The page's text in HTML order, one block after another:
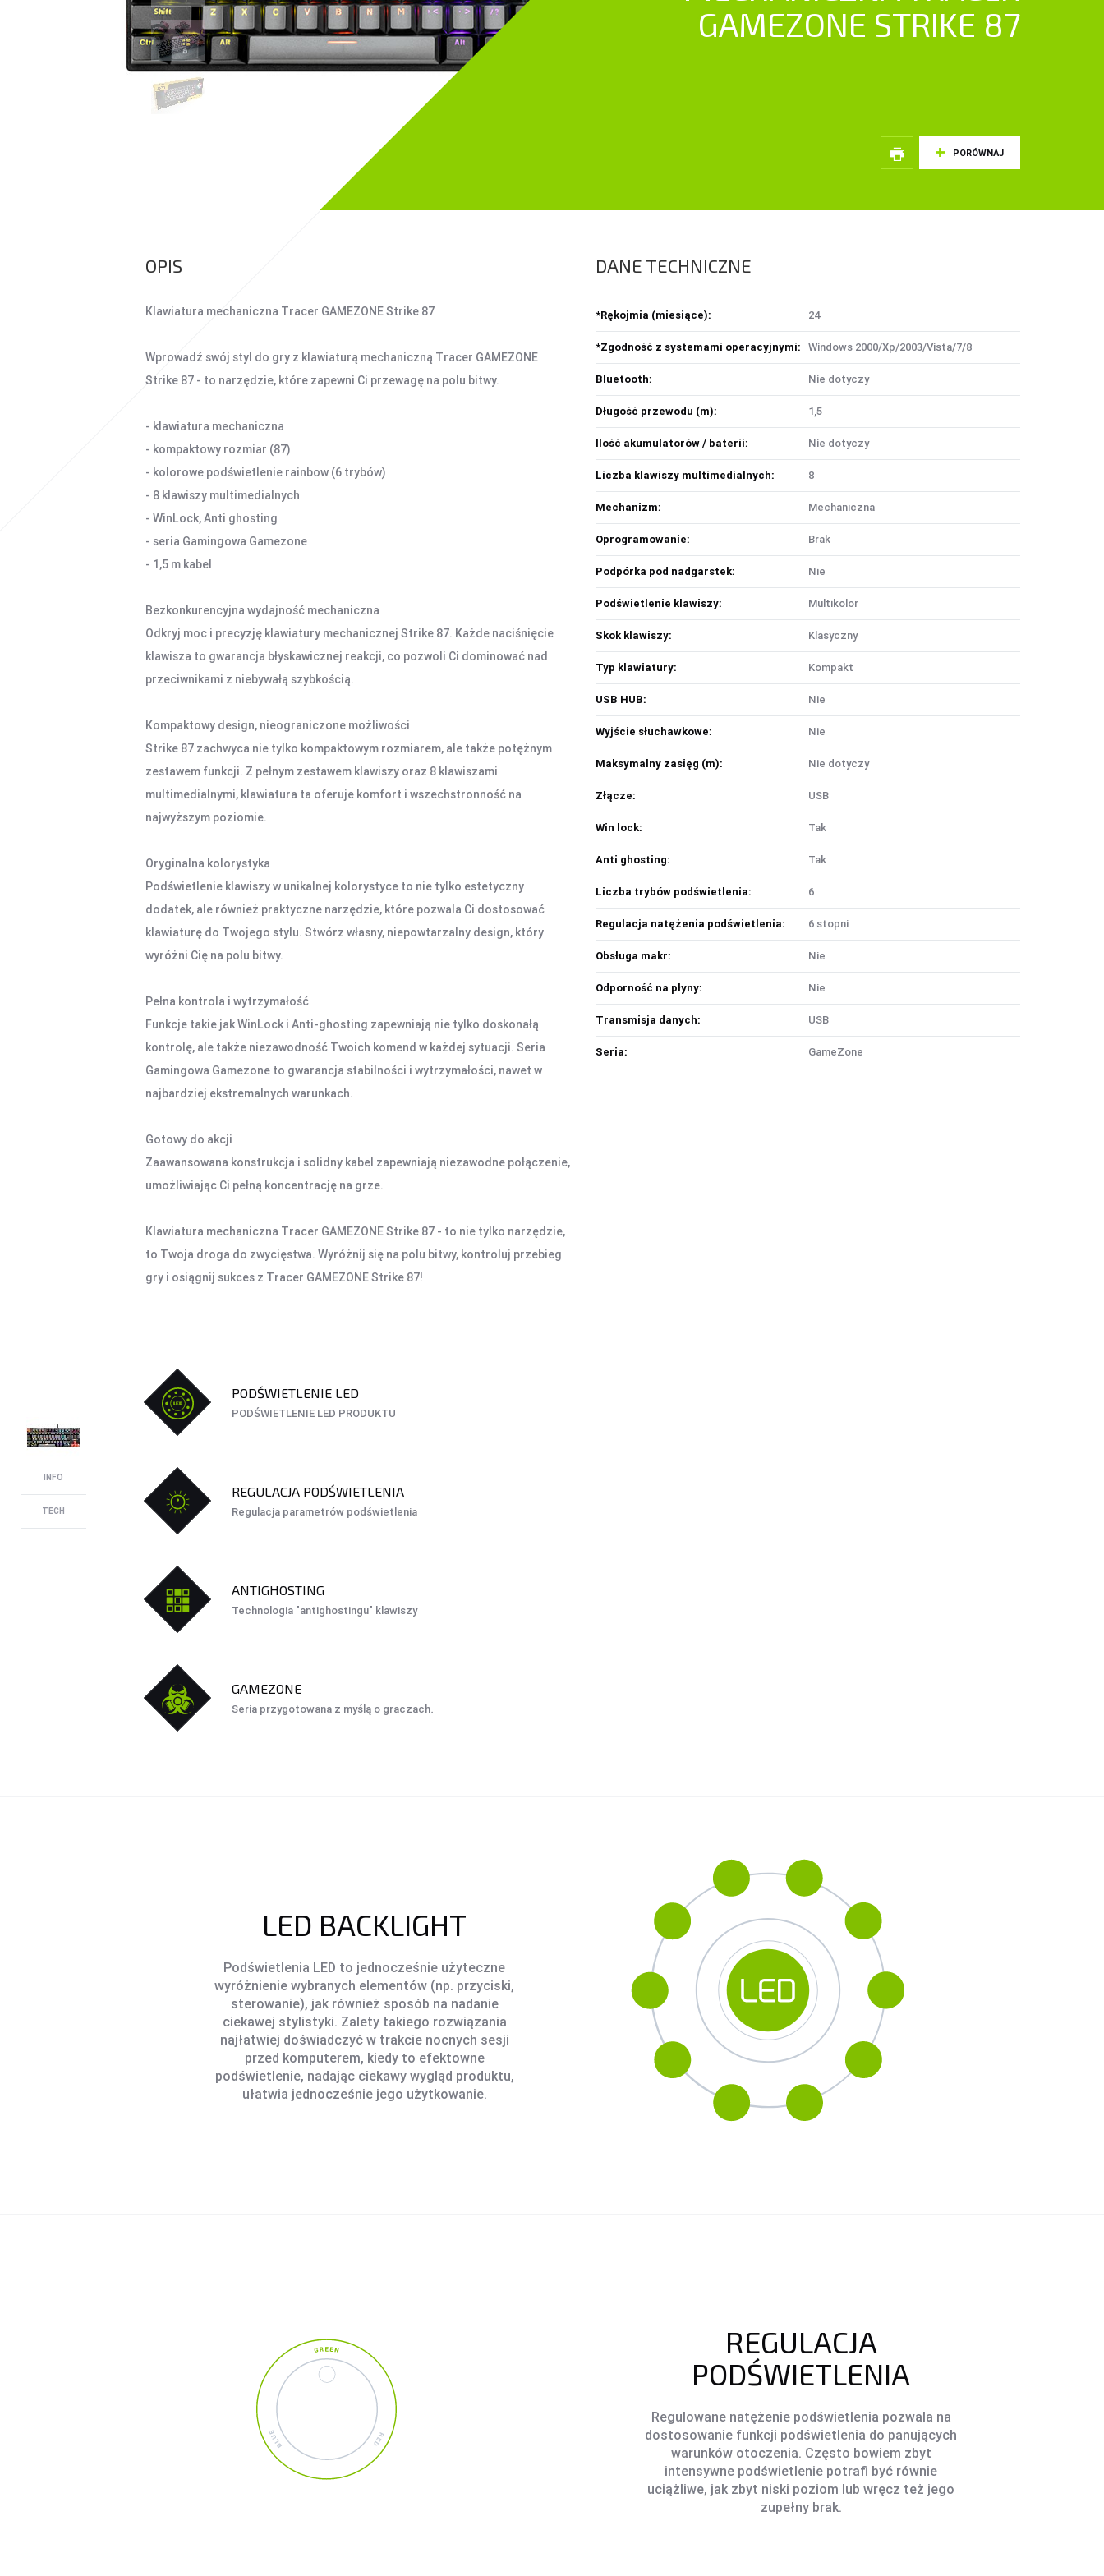
UCHWYTY DO
SMARTFONÓW
TABLETY
KREATYWNE
AMBIENTOWE
LAMPY PIERŚCIENIOWE
CZYTNIK KART
PRYSZNICE TURYSTYCZNE
CAR AUDIO
ZASILANIE
GAMEZONE STRIKE 87
PORÓWNAJ
OPIS
Klawiatura mechaniczna Tracer GAMEZONE Strike 87
Wprowadź swój styl do gry z klawiaturą mechaniczną Tracer GAMEZONE
Strike 87 - to narzędzie, które zapewni Ci przewagę na polu bitwy.
- klawiatura mechaniczna
- kompaktowy rozmiar (87)
- kolorowe podświetlenie rainbow (6 trybów)
- 8 klawiszy multimedialnych
- WinLock, Anti ghosting
- seria Gamingowa Gamezone
- 1,5 m kabel
Bezkonkurencyjna wydajność mechaniczna
Odkryj moc i precyzję klawiatury mechanicznej Strike 87. Każde naciśnięcie
klawisza to gwarancja błyskawicznej reakcji, co pozwoli Ci dominować nad
przeciwnikami z niebywałą szybkością.
Kompaktowy design, nieograniczone możliwości
Strike 87 zachwyca nie tylko kompaktowym rozmiarem, ale także potężnym
zestawem funkcji. Z pełnym zestawem klawiszy oraz 8 klawiszami
multimedialnymi, klawiatura ta oferuje komfort i wszechstronność na
najwyższym poziomie.
Oryginalna kolorystyka
Podświetlenie klawiszy w unikalnej kolorystyce to nie tylko estetyczny
dodatek, ale również praktyczne narzędzie, które pozwala Ci dostosować
klawiaturę do Twojego stylu. Stwórz własny, niepowtarzalny design, który
wyróżni Cię na polu bitwy.
Pełna kontrola i wytrzymałość
Funkcje takie jak WinLock i Anti-ghosting zapewniają nie tylko doskonałą
kontrolę, ale także niezawodność Twoich komend w każdej sytuacji. Seria
Gamingowa Gamezone to gwarancja stabilności i wytrzymałości, nawet w
najbardziej ekstremalnych warunkach.
Gotowy do akcji
Zaawansowana konstrukcja i solidny kabel zapewniają niezawodne połączenie,
umożliwiając Ci pełną koncentrację na grze.
Klawiatura mechaniczna Tracer GAMEZONE Strike 87 - to nie tylko narzędzie,
to Twoja droga do zwycięstwa. Wyróżnij się na polu bitwy, kontroluj przebieg
gry i osiągnij sukces z Tracer GAMEZONE Strike 87!
PODŚWIETLENIE LED
PODŚWIETLENIE LED PRODUKTU
REGULACJA PODŚWIETLENIA
Regulacja parametrów podświetlenia
ANTIGHOSTING
Technologia "antighostingu" klawiszy
GAMEZONE
Seria przygotowana z myślą o graczach.
DANE TECHNICZNE
*Rękojmia (miesiące): 24
*Zgodność z systemami operacyjnymi: Windows 2000/Xp/2003/Vista/7/8
Bluetooth: Nie dotyczy
Długość przewodu (m): 1,5
Ilość akumulatorów / baterii: Nie dotyczy
Liczba klawiszy multimedialnych: 8
Mechanizm: Mechaniczna
Oprogramowanie: Brak
Podpórka pod nadgarstek: Nie
Podświetlenie klawiszy: Multikolor
Skok klawiszy: Klasyczny
Typ klawiatury: Kompakt
USB HUB: Nie
Wyjście słuchawkowe: Nie
Maksymalny zasięg (m): Nie dotyczy
Złącze: USB
Win lock: Tak
Anti ghosting: Tak
Liczba trybów podświetlenia: 6
Regulacja natężenia podświetlenia: 6 stopni
Obsługa makr: Nie
Odporność na płyny: Nie
Transmisja danych: USB
Seria: GameZone
LED BACKLIGHT
Podświetlenia LED to jednocześnie użyteczne
wyróżnienie wybranych elementów (np. przyciski,
sterowanie), jak również sposób na nadanie
ciekawej stylistyki. Zalety takiego rozwiązania
najłatwiej doświadczyć w trakcie nocnych sesji
przed komputerem, kiedy to efektowne
podświetlenie, nadając ciekawy wygląd produktu,
ułatwia jednocześnie jego użytkowanie.
REGULACJA
PODŚWIETLENIA
Regulowane natężenie podświetlenia pozwala na
dostosowanie funkcji podświetlenia do panujących
warunków otoczenia. Często bowiem zbyt
intensywne podświetlenie potrafi być równie
uciążliwe, jak zbyt niski poziom lub wręcz też jego
zupełny brak.
INFO
TECH